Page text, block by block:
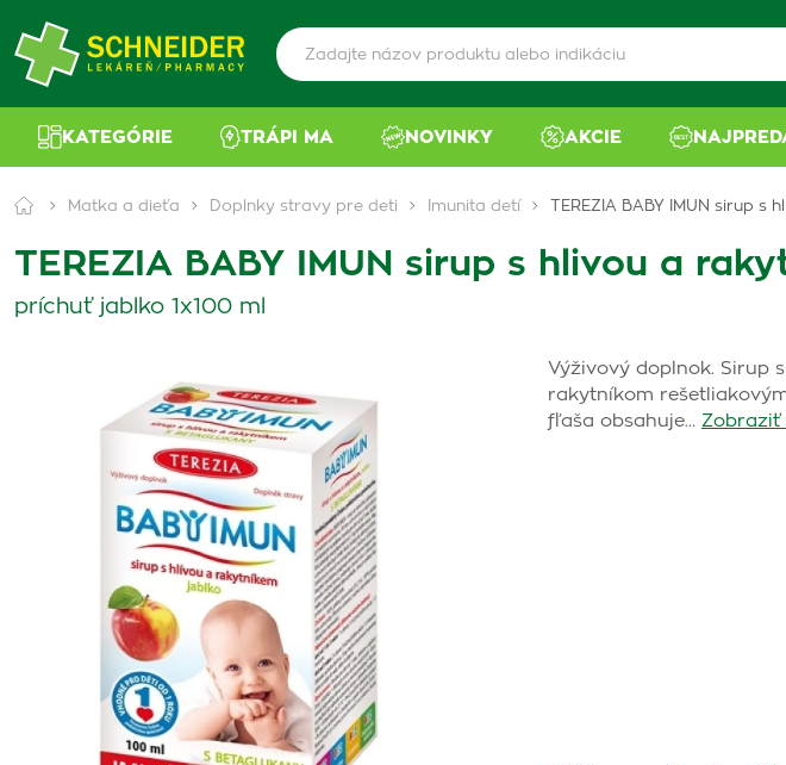
KATEGÓRIE TRÁPI MA NOVINKY AKCIE
Matka a dieťa Doplnky stravy pre deti Imunita detí TEREZIA BABY IMUN sirup s
TEREZIA BABY IMUN sirup s hlivou a
príchuť jablko 1x100 ml
Výživový doplnok. Sirup
rakytníkom
fľaša obsahuje… Zobraziť